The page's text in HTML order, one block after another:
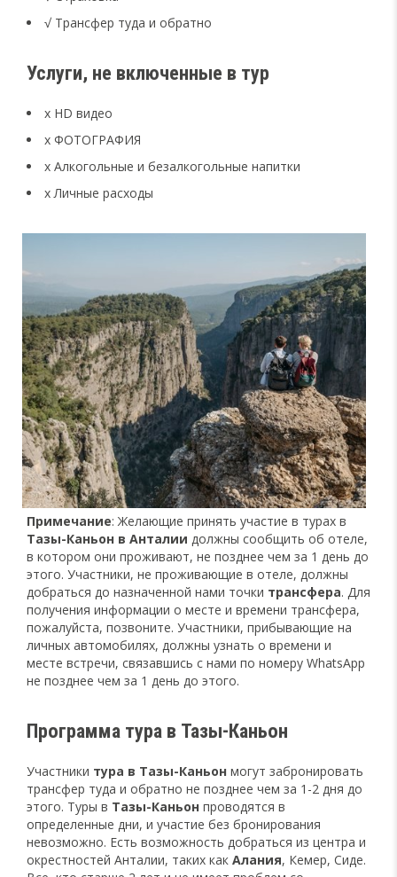
√ Трансфер туда и обратно
Услуги, не включенные в тур
x HD видео
x ФОТОГРАФИЯ
x Алкогольные и безалкогольные напитки
x Личные расходы
Примечание: Желающие принять участие в турах в
Тазы-Каньон в Анталии должны сообщить об отеле,
в котором они проживают, не позднее чем за 1 день до
этого. Участники, не проживающие в отеле, должны
добраться до назначенной нами точки трансфера. Для
получения информации о месте и времени трансфера,
пожалуйста, позвоните. Участники, прибывающие на
личных автомобилях, должны узнать о времени и
месте встречи, связавшись с нами по номеру WhatsApp
не позднее чем за 1 день до этого.
Программа тура в Тазы-Каньон
Участники тура в Тазы-Каньон могут забронировать
трансфер туда и обратно не позднее чем за 1-2 дня до
этого. Туры в Тазы-Каньон проводятся в
определенные дни, и участие без бронирования
невозможно. Есть возможность добраться из центра и
окрестностей Анталии, таких как Алания, Кемер, Сиде.